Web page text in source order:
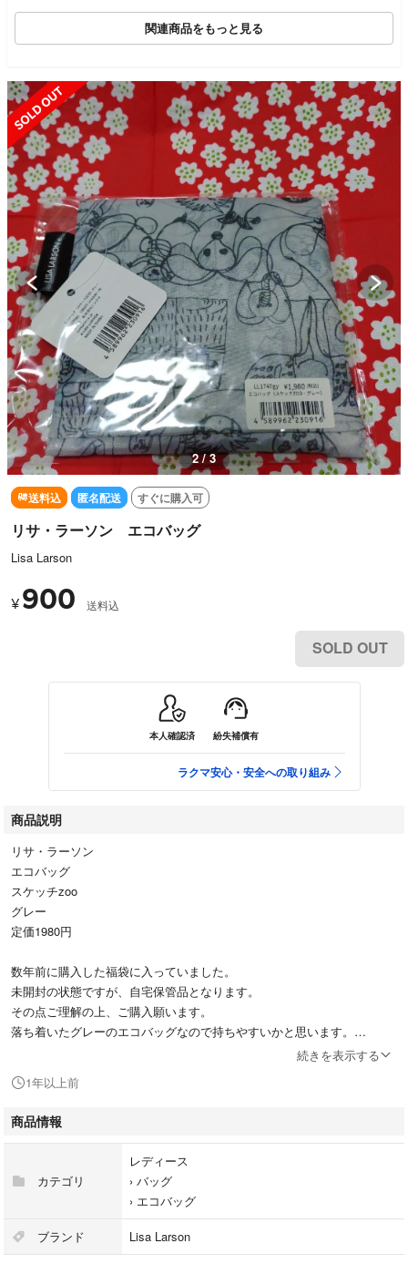
関連商品をもっと見る
SOLD OUT
3 / 3
送料込 匿名配送 すぐに購入可
リサ・ラーソン エコバッグ
Lisa Larson
¥ 900 送料込
SOLD OUT
本人確認済 紛失補償有
ラクマ安心・安全への取り組み
商品説明
リサ・ラーソン
エコバッグ
スケッチzoo
グレー
定価1980円
数年前に購入した福袋に入っていました。
未開封の状態ですが、自宅保管品となります。
その点ご理解の上、ご購入願います。
落ち着いたグレーのエコバッグなので持ちやすいかと思います。
気に入ってくださる方がいたら、よろしくお願い致します。続きを表示する
1年以上前
商品情報
カテゴリ
レディース
› バッグ
› エコバッグ
ブランド Lisa Larson